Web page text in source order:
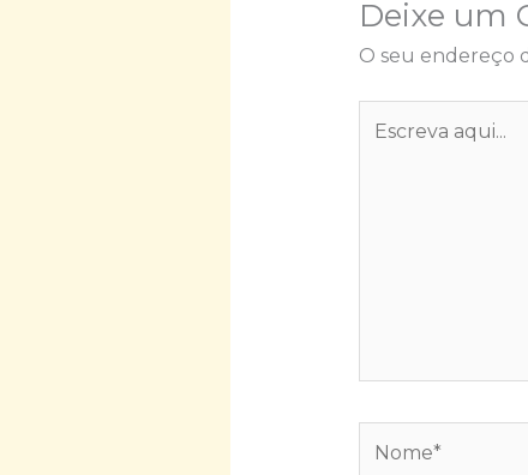
Deixe um
O seu endereço
aqui...